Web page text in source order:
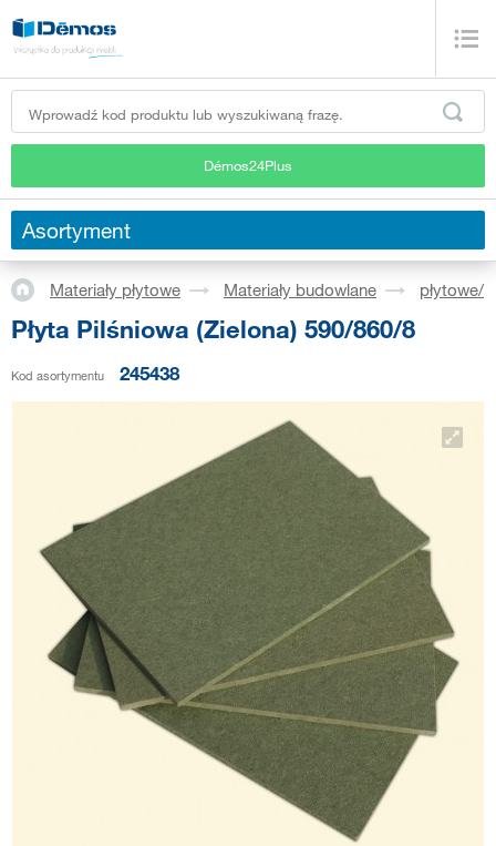
Démos24Plus
Asortyment
Materiały płytowe Materiały budowlane płytowe/
Płyta Pilśniowa (Zielona) 590/860/8
Kod asortymentu 245438